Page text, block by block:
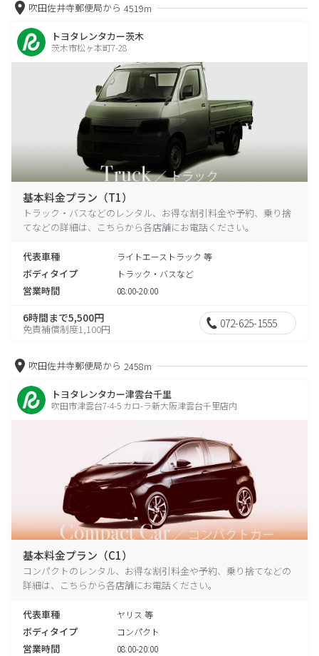
吹田佐井寺郵便局から 4519m
トヨタレンタカー茨木
茨木市松ヶ本町7-28
基本料金プラン（T1）
トラック・バスなどのレンタル、お得な割引料金や予約、乗り捨
てなどの詳細は、こちらから各店舗にお電話ください。
代表車種 ライトエーストラック 等
ボディタイプ トラック・バスなど
営業時間 08:00-20:00
6時間まで5,500円
免責補償制度1,100円 072-625-1555
吹田佐井寺郵便局から 2458m
トヨタレンタカー津雲台千里
吹田市津雲台7-4-5 カロ-ラ新大阪津雲台千里店内
基本料金プラン（C1）
コンパクトのレンタル、お得な割引料金や予約、乗り捨てなどの
詳細は、こちらから各店舗にお電話ください。
代表車種 ヤリス 等
ボディタイプ コンパクト
営業時間 08:00-20:00